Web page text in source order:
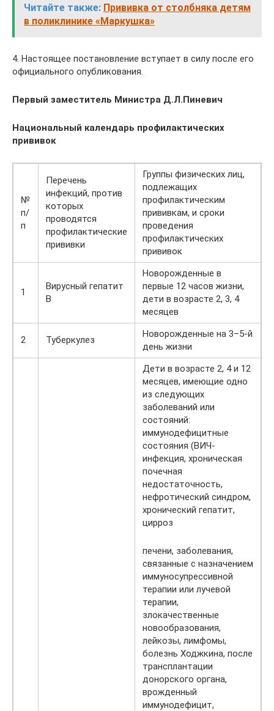
Читайте также: Прививка от столбняка детям
в поликлинике «Маркушка»
4. Настоящее постановление вступает в силу после его
официального опубликования.
Первый заместитель Министра Д.Л.Пиневич
Национальный календарь профилактических
прививок
№
п/
п
Перечень
инфекций, против
которых
проводятся
профилактические
прививки
Группы физических лиц,
подлежащих
профилактическим
прививкам, и сроки
проведения
профилактических
прививок
1
Вирусный гепатит
B
Новорожденные в
первые 12 часов жизни,
дети в возрасте 2, 3, 4
месяцев
2 Туберкулез
Новорожденные на 3–5-й
день жизни
Дети в возрасте 2, 4 и 12
месяцев, имеющие одно
из следующих
заболеваний или
состояний:
иммунодефицитные
состояния (ВИЧ-
инфекция, хроническая
почечная
недостаточность,
нефротический синдром,
хронический гепатит,
цирроз
печени, заболевания,
связанные с назначением
иммуносупрессивной
терапии или лучевой
терапии,
злокачественные
новообразования,
лейкозы, лимфомы,
болезнь Ходжкина, после
трансплантации
донорского органа,
врожденный
иммунодефицит,